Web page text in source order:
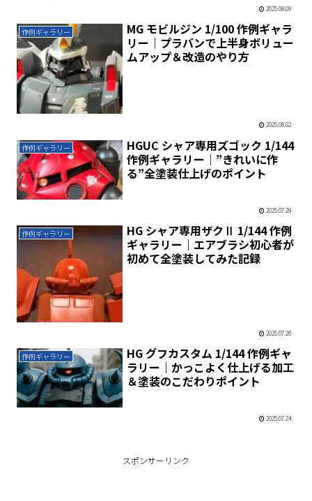
2025.08.09
作例ギャラリー
MG モビルジン 1/100 作例ギャラ
リー｜プラバンで上半身ボリュー
ムアップ＆改造のやり方
2025.08.02
作例ギャラリー
HGUC シャア専用ズゴック 1/144
作例ギャラリー｜”きれいに作
る”全塗装仕上げのポイント
2025.07.29
作例ギャラリー
HG シャア専用ザクⅡ 1/144 作例
ギャラリー｜エアブラシ初心者が
初めて全塗装してみた記録
2025.07.26
作例ギャラリー
HG グフカスタム 1/144 作例ギャ
ラリー｜かっこよく仕上げる加工
＆塗装のこだわりポイント
2025.07.24
スポンサーリンク